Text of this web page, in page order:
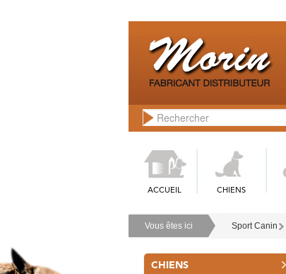
ACCUEIL CHIENS
Vous êtes ici Sport Canin
CHIENS